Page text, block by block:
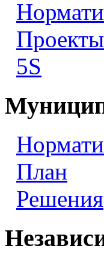
Проекты
5S
План
Решения